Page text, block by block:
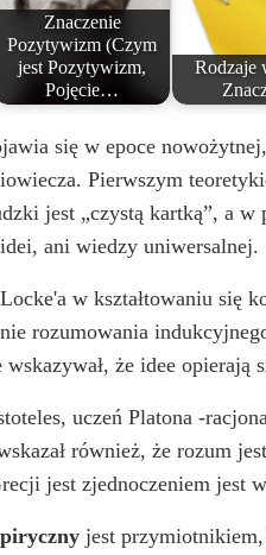
Znaczenie
Pozytywizm (Czym
jest Pozytywizm,
Pojęcie…
Rodzaje
się w epoce
Pierwszym
jest „czystą kartką”, a
ani wiedzy uniwersalnej.
w kształtowaniu
rozumowania
wskazywał, że idee opierają
uczeń Platona -
również, że rozum
jest zjednoczeniem jest
jest